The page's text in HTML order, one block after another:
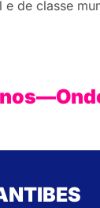
de classe